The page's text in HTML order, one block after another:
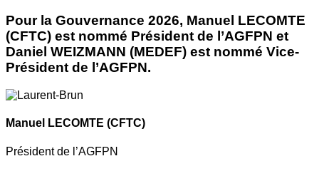
Pour la Gouvernance 2026, Manuel LECOMTE
(CFTC) est nommé Président de l’AGFPN et
Daniel WEIZMANN (MEDEF) est nommé Vice-
Président de l’AGFPN.
Manuel LECOMTE (CFTC)
Président de l’AGFPN